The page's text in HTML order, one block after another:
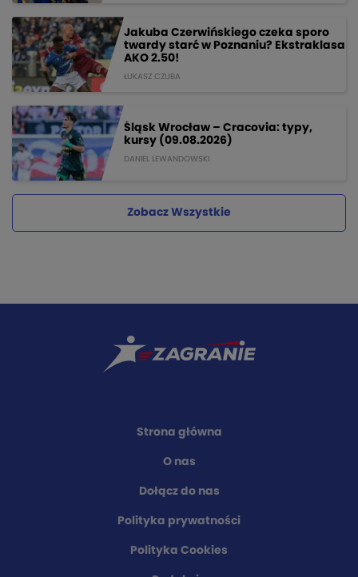
Jakuba Czerwińskiego czeka sporo
twardy starć w Poznaniu? Ekstraklasa
AKO 2.50!
ŁUKASZ CZUBA
Śląsk Wrocław – Cracovia: typy,
kursy (09.08.2026)
DANIEL LEWANDOWSKI
Zobacz Wszystkie
Strona główna
O nas
Dołącz do nas
Polityka prywatności
Polityka Cookies